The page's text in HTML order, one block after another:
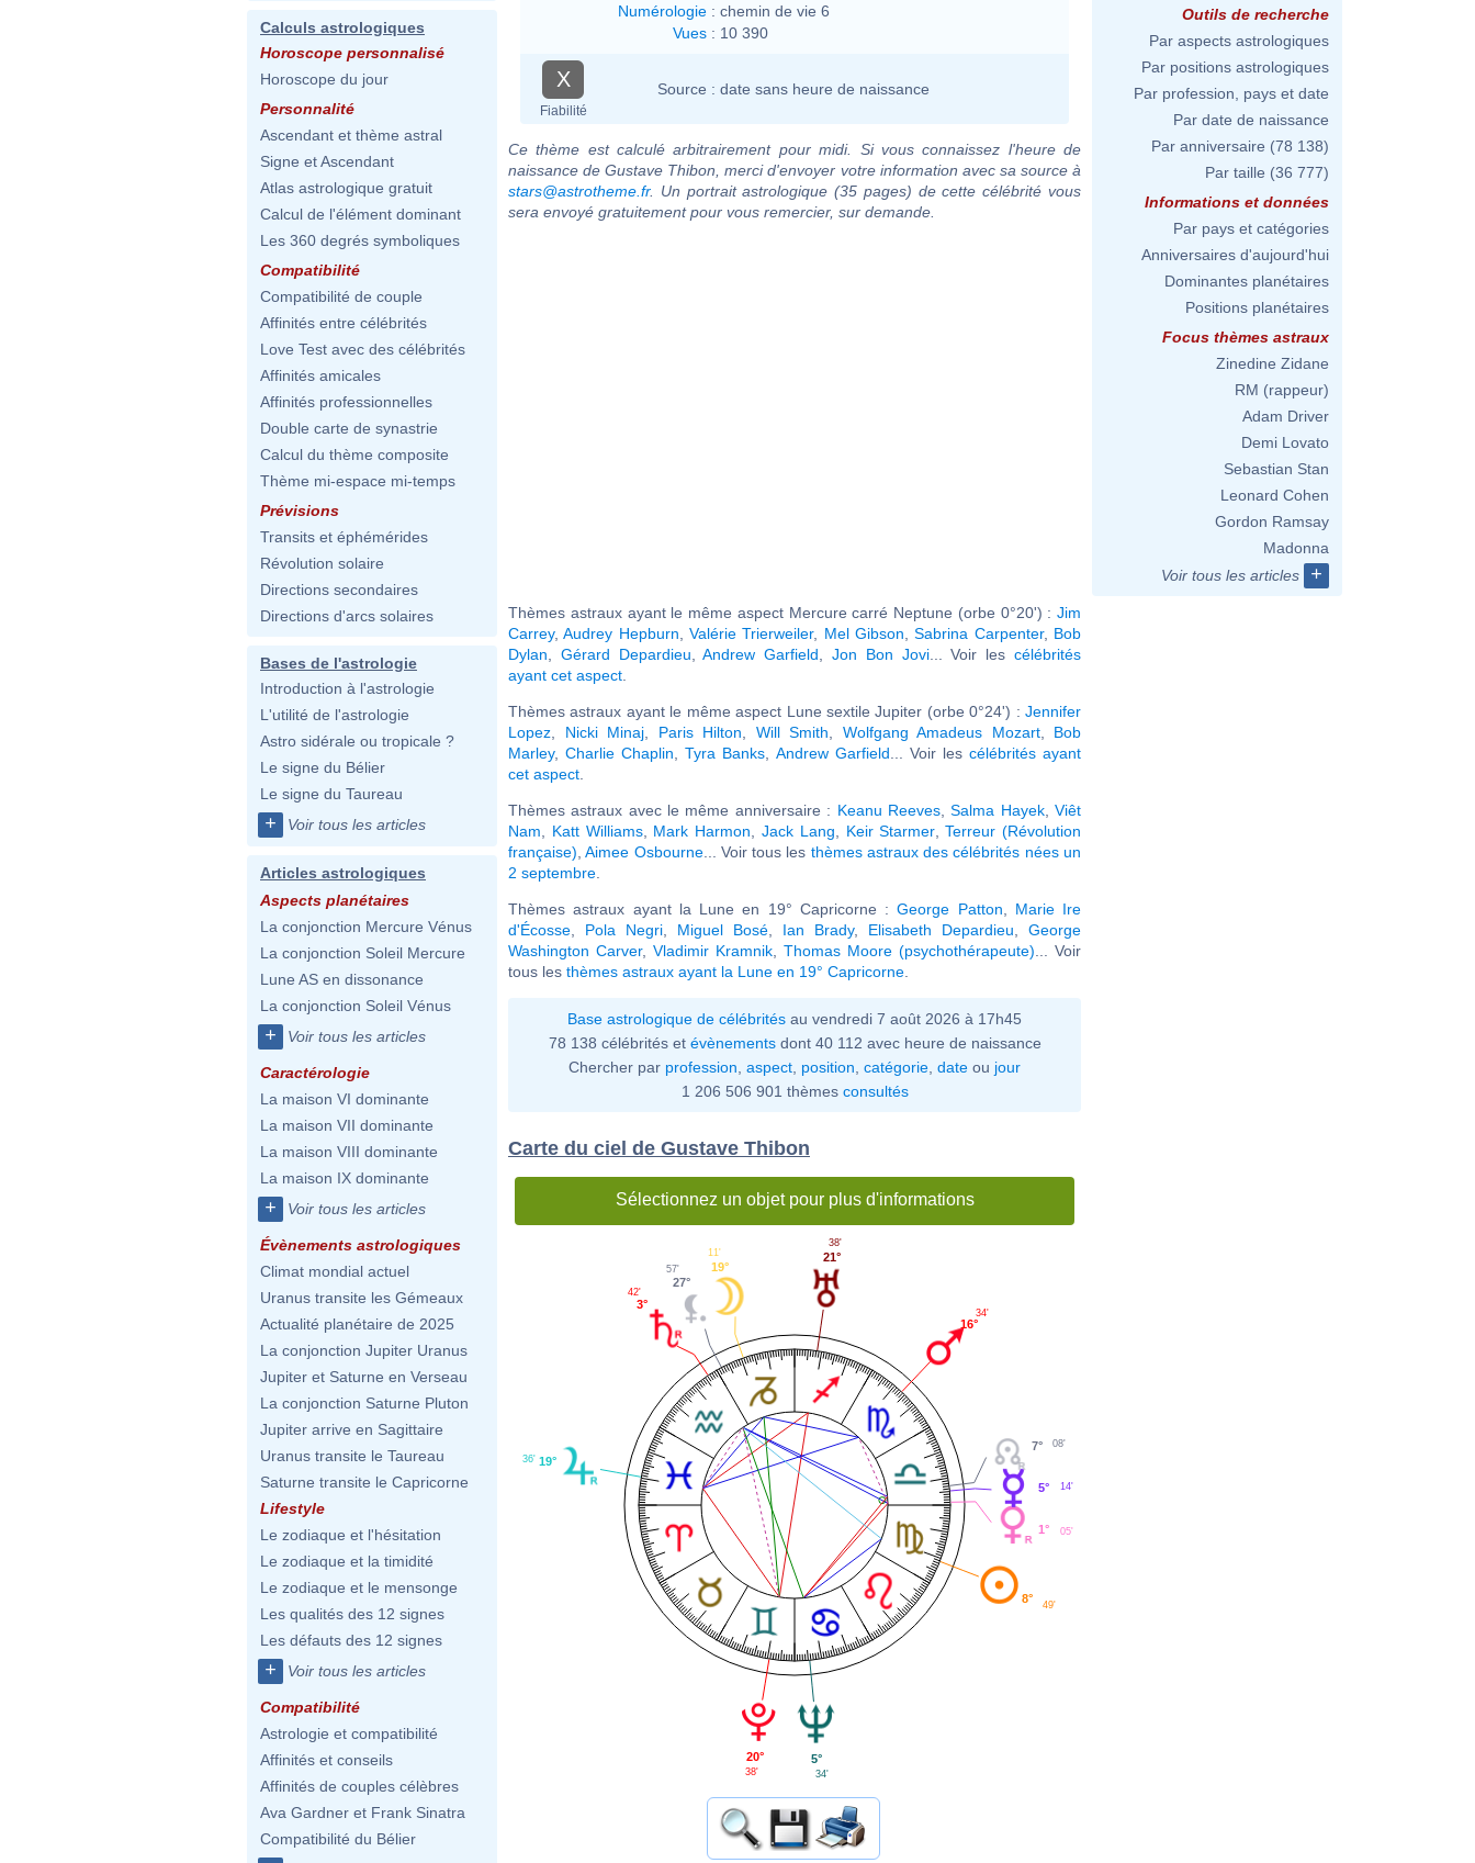
Calculs astrologiques
Horoscope personnalisé
Horoscope du jour
Personnalité
Ascendant et thème astral
Signe et Ascendant
Atlas astrologique gratuit
Calcul de l'élément dominant
Les 360 degrés symboliques
Compatibilité
Compatibilité de couple
Affinités entre célébrités
Love Test avec des célébrités
Affinités amicales
Affinités professionnelles
Double carte de synastrie
Calcul du thème composite
Thème mi-espace mi-temps
Prévisions
Transits et éphémérides
Révolution solaire
Directions secondaires
Directions d'arcs solaires
Bases de l'astrologie
Introduction à l'astrologie
L'utilité de l'astrologie
Astro sidérale ou tropicale ?
Le signe du Bélier
Le signe du Taureau
+ Voir tous les articles
Articles astrologiques
Aspects planétaires
La conjonction Mercure Vénus
La conjonction Soleil Mercure
Lune AS en dissonance
La conjonction Soleil Vénus
+ Voir tous les articles
Caractérologie
La maison VI dominante
La maison VII dominante
La maison VIII dominante
La maison IX dominante
+ Voir tous les articles
Évènements astrologiques
Climat mondial actuel
Uranus transite les Gémeaux
Actualité planétaire de 2025
La conjonction Jupiter Uranus
Jupiter et Saturne en Verseau
La conjonction Saturne Pluton
Jupiter arrive en Sagittaire
Uranus transite le Taureau
Saturne transite le Capricorne
Lifestyle
Le zodiaque et l'hésitation
Le zodiaque et la timidité
Le zodiaque et le mensonge
Les qualités des 12 signes
Les défauts des 12 signes
+ Voir tous les articles
Compatibilité
Astrologie et compatibilité
Affinités et conseils
Affinités de couples célèbres
Ava Gardner et Frank Sinatra
Compatibilité du Bélier
Numérologie : chemin de vie 6
Vues : 10 390
X
Fiabilité
Source : date sans heure de naissance
Ce thème est calculé arbitrairement pour midi. Si vous connaissez l'heure de
naissance de Gustave Thibon, merci d'envoyer votre information avec sa source à
stars@astrotheme.fr. Un portrait astrologique (35 pages) de cette célébrité vous
sera envoyé gratuitement pour vous remercier, sur demande.
Thèmes astraux ayant le même aspect Mercure carré Neptune (orbe 0°20') : Jim
Carrey,Audrey Hepburn ,Valérie Trierweiler, Mel Gibson ,Sabrina Carpenter, Bob
Dylan
Gérard Depardieu ,Andrew Garfield ,Jon Bon Jovi... Voir lescélébrités
ayant cet aspect
Thèmes astraux ayant le même aspect Lune sextile Jupiter (orbe 0°24') : Jennifer
Lopez
Nicki Minaj Paris Hilton Will Smith Wolfgang Amadeus Mozart, Bob
Marley,Charlie Chaplin ,Tyra Banks Andrew Garfield ... Voir les célébrités ayant
cet aspect
Thèmes astraux avec le même anniversaire : Keanu Reeves,Salma Hayek,Viêt
Nam
Katt Williams, Mark Harmon ,Jack Lang Keir Starmer,Terreur (Révolution
française) ,Aimee Osbourne... Voir tous les thèmes astraux des célébrités nées un
2 septembre
Thèmes astraux ayant la Lune en 19° Capricorne :George Patton
Marie Ire
d'Écosse
Pola Negri Miguel Bosé Ian Brady, Elisabeth Depardieu
George
Washington Carver, Vladimir Kramnik Thomas Moore (psychothérapeute) ... Voir
tous les thèmes astraux ayant la Lune en 19° Capricorne
Base astrologique de célébrités au vendredi 7 août 2026 à 17h45
78 138 célébrités et évènementsdont 40 112 avec heure de naissance
Chercher par profession aspect position catégorie date ou jour
1 206 506 901 thèmes consultés
Carte du ciel de Gustave Thibon
Sélectionnez un objet pour plus d'informations
1° 05'
5° 14'
7° 08'
16°
34'
21°
38'
19°
11'
27°
57'
3°
42'
19°
36'
20°
38'
5°
34'
8° 49'
Outils de recherche
Par aspects astrologiques
Par positions astrologiques
Par profession, pays et date
Par date de naissance
Par anniversaire (78 138)
Par taille (36 777)
Informations et données
Par pays et catégories
Anniversaires d'aujourd'hui
Dominantes planétaires
Positions planétaires
Focus thèmes astraux
Zinedine Zidane
RM (rappeur)
Adam Driver
Demi Lovato
Sebastian Stan
Leonard Cohen
Gordon Ramsay
Madonna
Voir tous les articles
+